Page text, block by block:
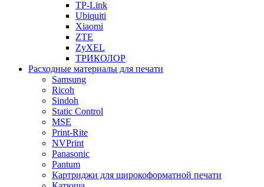
TP-Link
Ubiquiti
Xiaomi
ZTE
ZyXEL
ТРИКОЛОР
Расходные материалы для печати
Samsung
Ricoh
Sindoh
Static Control
MSE
Print-Rite
NVPrint
Panasonic
Pantum
Картриджи для широкоформатной печати